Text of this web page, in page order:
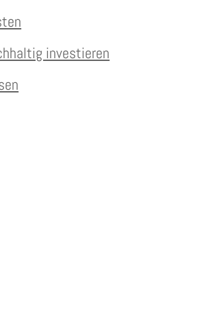
investieren